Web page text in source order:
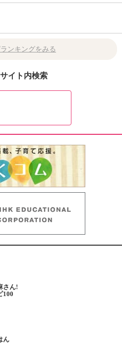
ンキングをみる
イト内検索
さん!
100
ん